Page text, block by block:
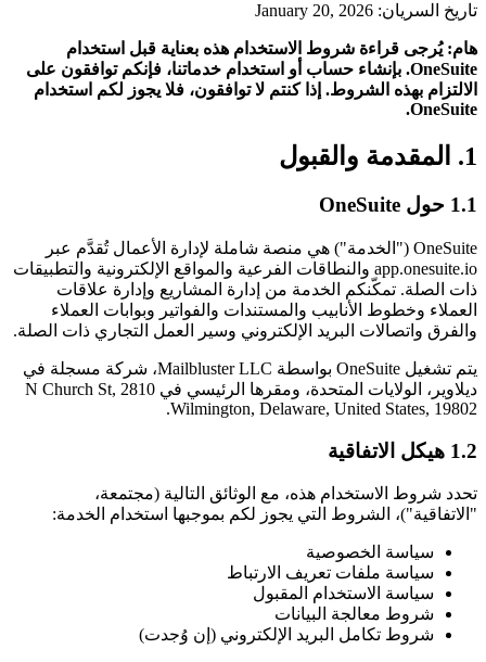
تاريخ السريان: January 20, 2026
هام: يُرجى قراءة شروط الاستخدام هذه بعناية قبل استخدام
OneSuite. بإنشاء حساب أو استخدام خدماتنا، فإنكم توافقون على
الالتزام بهذه الشروط. إذا كنتم لا توافقون، فلا يجوز لكم استخدام
OneSuite.
1. المقدمة والقبول
1.1 حول OneSuite
OneSuite ("الخدمة") هي منصة شاملة لإدارة الأعمال تُقدَّم عبر
app.onesuite.io والنطاقات الفرعية والمواقع الإلكترونية والتطبيقات
ذات الصلة. تمكّنكم الخدمة من إدارة المشاريع وإدارة علاقات
العملاء وخطوط الأنابيب والمستندات والفواتير وبوابات العملاء
والفرق واتصالات البريد الإلكتروني وسير العمل التجاري ذات الصلة.
يتم تشغيل OneSuite بواسطة Mailbluster LLC، شركة مسجلة في
ديلاوير، الولايات المتحدة، ومقرها الرئيسي في 2810 N Church St,
Wilmington, Delaware, United States, 19802.
1.2 هيكل الاتفاقية
تحدد شروط الاستخدام هذه، مع الوثائق التالية (مجتمعة،
"الاتفاقية")، الشروط التي يجوز لكم بموجبها استخدام الخدمة:
سياسة الخصوصية
سياسة ملفات تعريف الارتباط
سياسة الاستخدام المقبول
شروط معالجة البيانات
شروط تكامل البريد الإلكتروني (إن وُجدت)